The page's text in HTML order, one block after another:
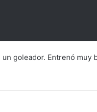
un goleador. Entrenó